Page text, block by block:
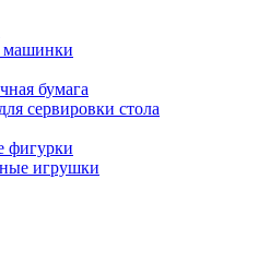
машинки
бумага
сервировки стола
фигурки
игрушки